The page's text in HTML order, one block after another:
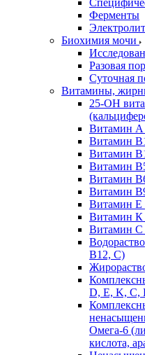
Ферменты
Биохимия мочи
Разовая
Суточная
Витамины,
25-OH
Витамин А
Витамин
Витамин
Витамин
Витамин
Витамин
Витамин Е
Витамин К
Витамин С
В12, С)
D, E, K, C,
Омега-6
кислота,